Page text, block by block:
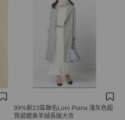
99%新23區聯名Loro Piana 淺灰色超
質感媲美羊絨長版大衣